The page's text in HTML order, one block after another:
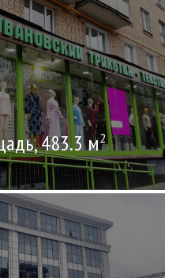
483.3 м2